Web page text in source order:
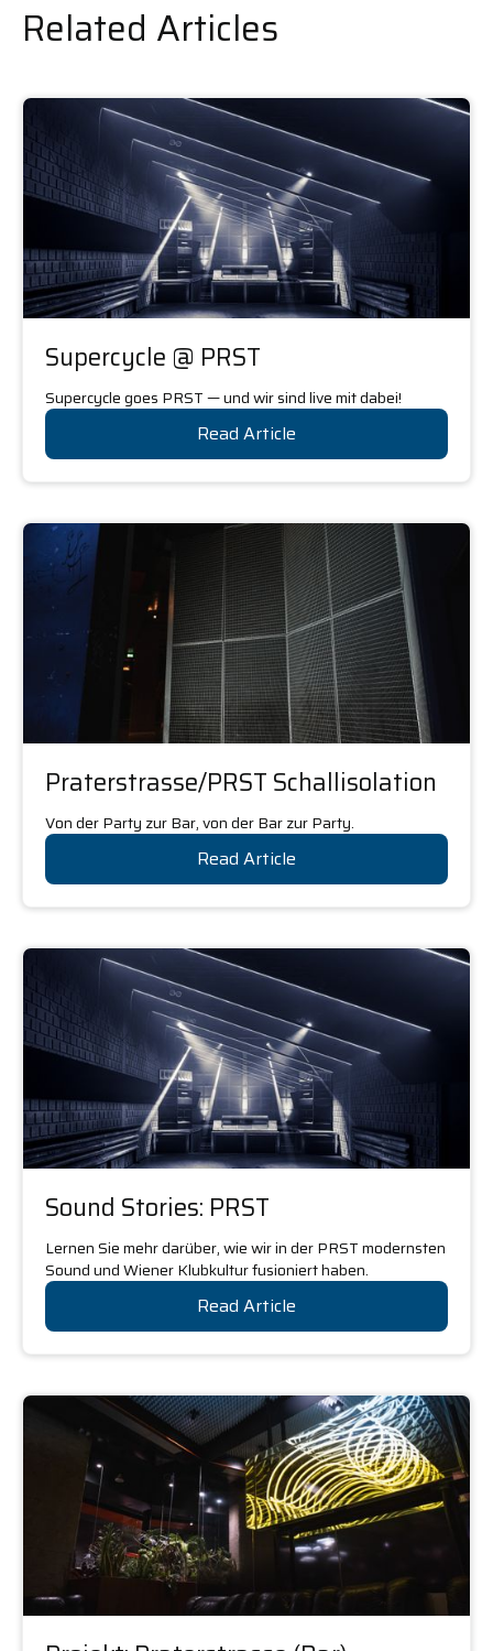
Related Articles
Supercycle @ PRST
Supercycle goes PRST — und wir sind live mit dabei!
Read Article
Praterstrasse/PRST Schallisolation
Von der Party zur Bar, von der Bar zur Party.
Read Article
Sound Stories: PRST
Lernen Sie mehr darüber, wie wir in der PRST modernsten
Sound und Wiener Klubkultur fusioniert haben.
Read Article